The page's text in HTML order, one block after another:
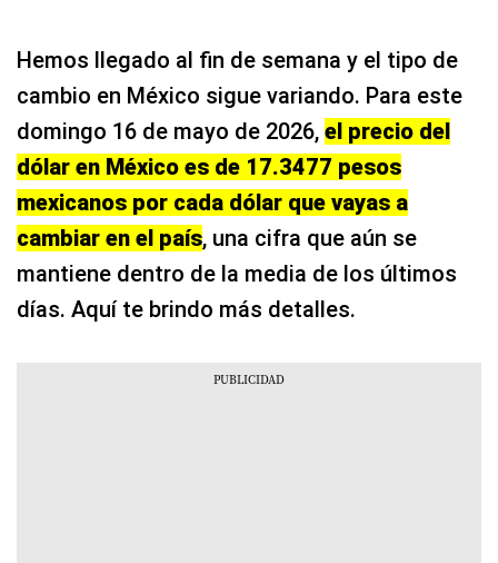
Hemos llegado al fin de semana y el tipo de
cambio en México sigue variando. Para este
domingo 16 de mayo de 2026, el precio del
dólar en México es de 17.3477 pesos
mexicanos por cada dólar que vayas a
cambiar en el país, una cifra que aún se
mantiene dentro de la media de los últimos
días. Aquí te brindo más detalles.